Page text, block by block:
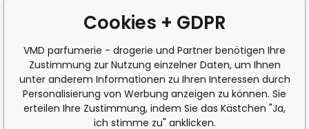
Cookies + GDPR
VMD parfumerie - drogerie und Partner benötigen Ihre
Zustimmung zur Nutzung einzelner Daten, um Ihnen
unter anderem Informationen zu Ihren Interessen durch
Personalisierung von Werbung anzeigen zu können. Sie
erteilen Ihre Zustimmung, indem Sie das Kästchen "Ja,
ich stimme zu" anklicken.